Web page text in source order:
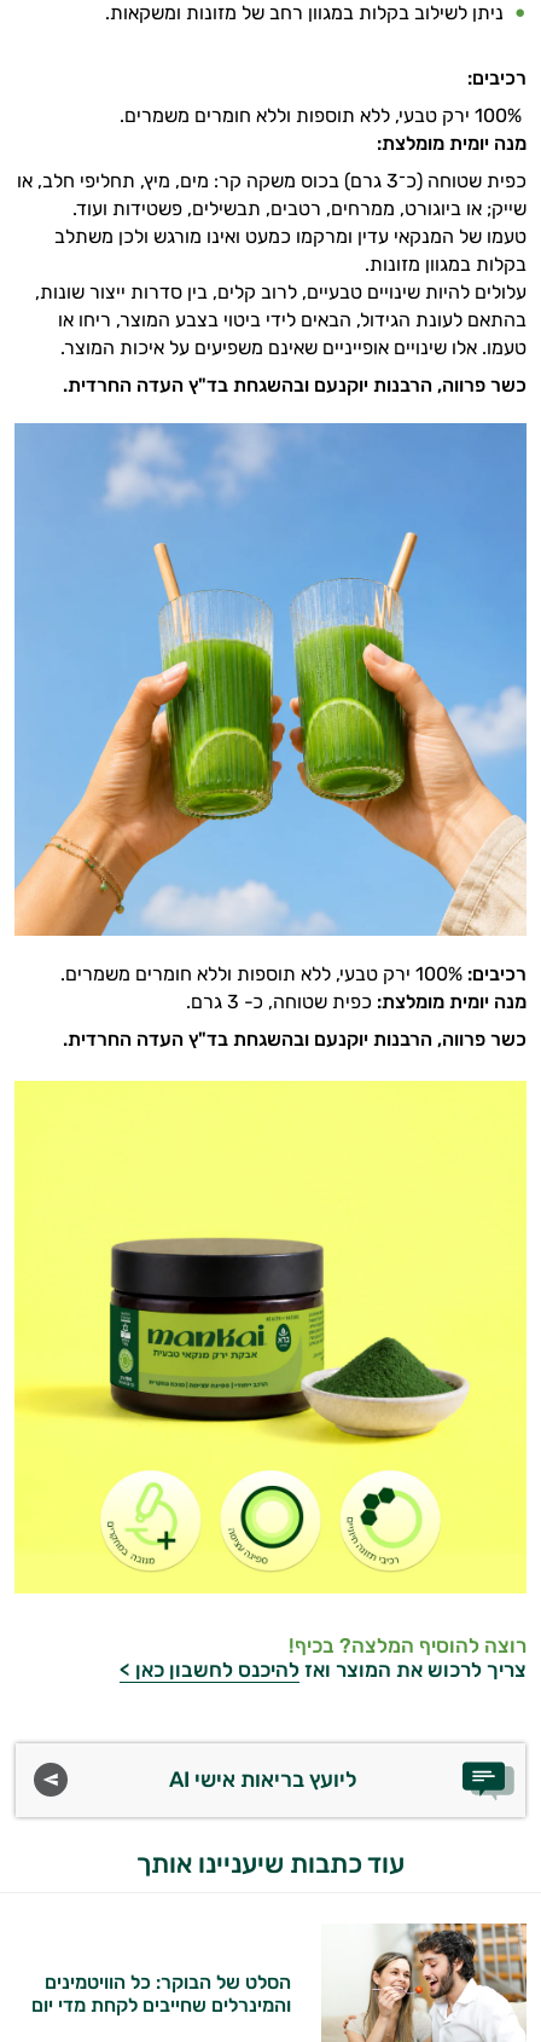
ניתן לשילוב בקלות במגוון רחב של מזונות ומשקאות.
רכיבים:
מנה יומית מומלצת:
כפית שטוחה (כ־3 גרם) בכוס משקה קר: מים, מיץ, תחליפי חלב, או
שייק; או ביוגורט, ממרחים, רטבים, תבשילים, פשטידות ועוד.
טעמו של המנקאי עדין ומרקמו כמעט ואינו מורגש ולכן משתלב
בקלות במגוון מזונות.
עלולים להיות שינויים טבעיים, לרוב קלים, בין סדרות ייצור שונות,
בהתאם לעונת הגידול, הבאים לידי ביטוי בצבע המוצר, ריחו או
טעמו. אלו שינויים אופייניים שאינם משפיעים על איכות המוצר.
כשר פרווה, הרבנות יוקנעם ובהשגחת בד"ץ העדה החרדית.
רכיבים:
מנה יומית מומלצת: כפית שטוחה, כ- 3 גרם.
כשר פרווה, הרבנות יוקנעם ובהשגחת בד"ץ העדה החרדית.
רוצה להוסיף המלצה? בכיף!
צריך לרכוש את המוצר ואז להיכנס לחשבון כאן >
ליועץ בריאות אישי AI
עוד כתבות שיעניינו אותך
הסלט של הבוקר: כל הוויטמינים
והמינרלים שחייבים לקחת מדי יום